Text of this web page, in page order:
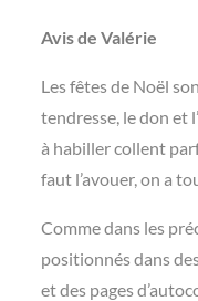
Avis de Valérie
Les fêtes de Noël
tendresse, le don et
à habiller collent
faut l’avouer, on a
Comme dans les
positionnés dans
et des pages